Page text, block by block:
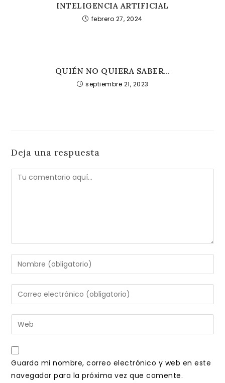
INTELIGENCIA ARTIFICIAL
febrero 27, 2024
QUIÉN NO QUIERA SABER…
septiembre 21, 2023
Deja una respuesta
Comentario
Introduce
tu
nombre
de
usuario
para
comentar
Introduce
tu
dirección
de
electrónico
para
comentar
Introduce
la
URL
de
Guarda mi nombre, correo electrónico y web en este
navegador para la próxima vez que comente.